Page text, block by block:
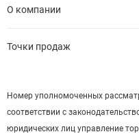
О компании
Точки продаж
Номер уполномоченных
соответствии с
юридических лиц управление